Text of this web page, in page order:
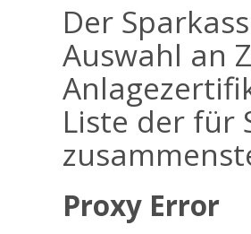
Der
Auswahl an
Liste der für
Proxy Error